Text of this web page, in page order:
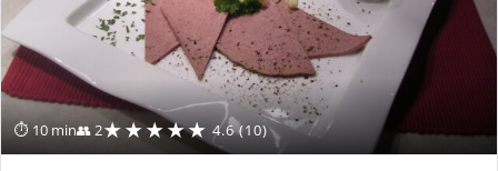
⏱ 10 min👥 2★★★★★ 4.6 (10)